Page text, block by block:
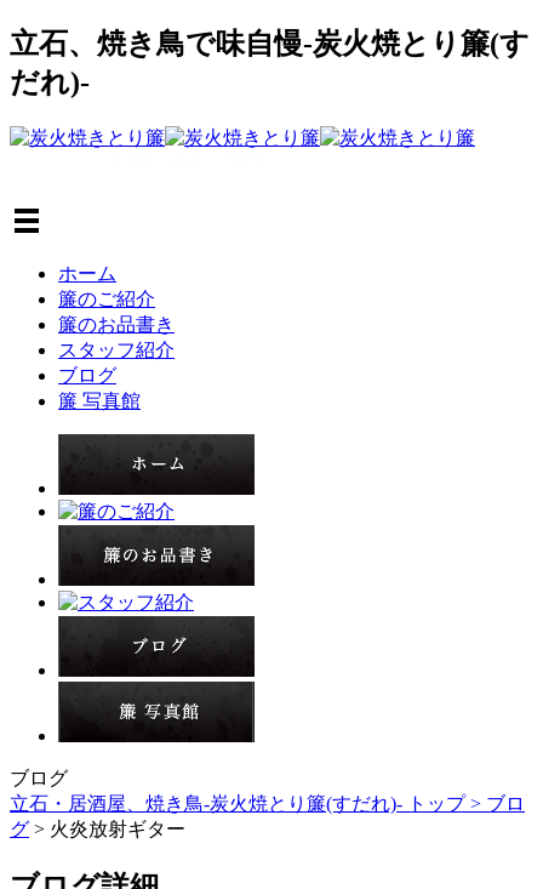
立石、焼き鳥で味自慢-炭火焼とり簾(す
だれ)-
ホーム
簾のご紹介
簾のお品書き
スタッフ紹介
ブログ
簾 写真館
ブログ
立石・居酒屋、焼き鳥-炭火焼とり簾(すだれ)- トップ > ブロ
グ > 火炎放射ギター